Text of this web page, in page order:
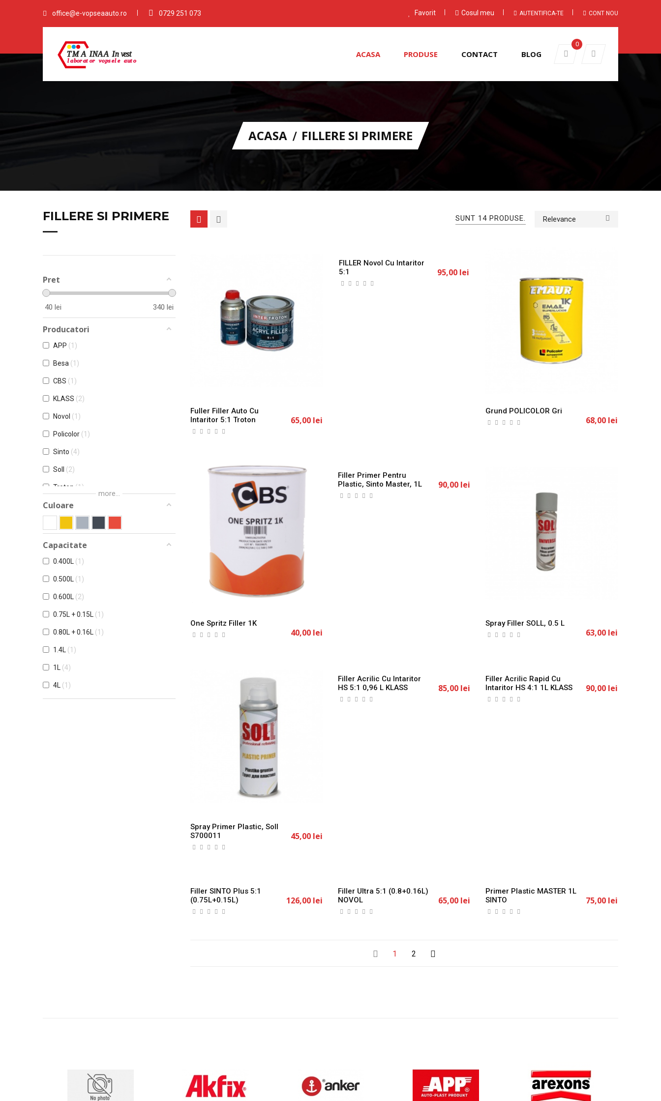
office@e-vopseaauto.ro 0729 251 073 Favorit Cosul meu AUTENTIFICA-TE CONT NOU
0
ACASA PRODUSE CONTACT BLOG
ACASA FILLERE SI PRIMERE
FILLERE SI PRIMERE
Pret
40 lei 340 lei
Producatori
APP 1
Besa 1
CBS 1
KLASS 2
Novol 1
Policolor 1
Sinto 4
Soll 2
Troton 1
more...
Culoare
Capacitate
0.400L 1
0.500L 1
0.600L 2
0.75L + 0.15L 1
0.80L + 0.16L 1
1.4L 1
1L 4
4L 1
SUNT 14 PRODUSE. Relevance
Fuller Filler Auto Cu
Intaritor 5:1 Troton
65,00 lei
Grund POLICOLOR Gri
68,00 lei
One Spritz Filler 1K
40,00 lei
Spray Filler SOLL, 0.5 L
63,00 lei
Spray Primer Plastic, Soll
S700011